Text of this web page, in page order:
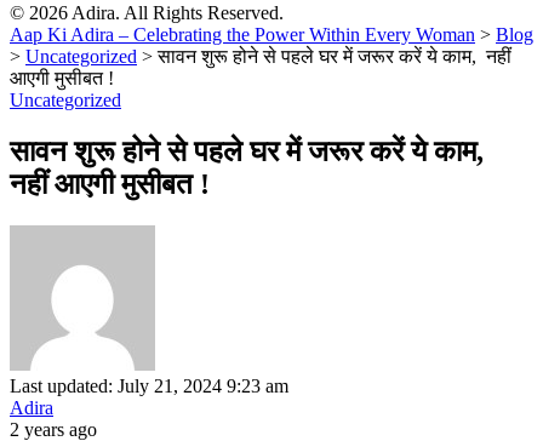
© 2026 Adira. All Rights Reserved.
Aap Ki Adira – Celebrating the Power Within Every Woman > Blog
> Uncategorized >सावन शुरू होने से पहले घर में जरूर करें ये काम, नहीं
आएगी मुसीबत !
Uncategorized
सावन शुरू होने से पहले घर में जरूर करें ये काम,
नहीं आएगी मुसीबत !
Last updated: July 21, 2024 9:23 am
Adira
2 years ago